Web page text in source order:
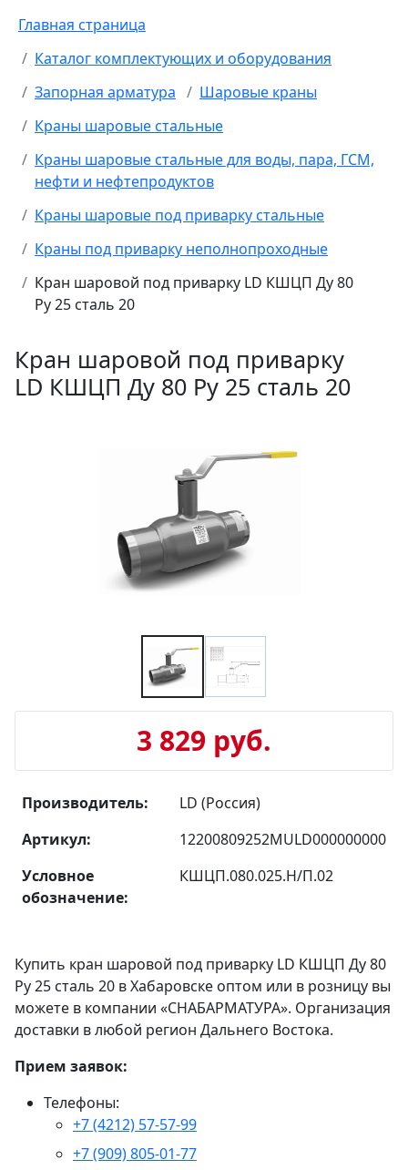
Главная страница
Каталог комплектующих и оборудования
Запорная арматура
Шаровые краны
Краны шаровые стальные
Краны шаровые стальные для воды, пара, ГСМ,
нефти и нефтепродуктов
Краны шаровые под приварку стальные
Краны под приварку неполнопроходные
Кран шаровой под приварку LD КШЦП Ду 80
Ру 25 сталь 20
Кран шаровой под приварку
LD КШЦП Ду 80 Ру 25 сталь 20
3 829 руб.
Производитель:
LD (Россия)
Артикул:
12200809252MULD000000000
Условное
обозначение:
КШЦП.080.025.Н/П.02
Купить кран шаровой под приварку LD КШЦП Ду 80
Ру 25 сталь 20 в Хабаровске оптом или в розницу вы
можете в компании «СНАБАРМАТУРА». Организация
доставки в любой регион Дальнего Востока.
Прием заявок:
Телефоны:
+7 (4212) 57-57-99
+7 (909) 805-01-77